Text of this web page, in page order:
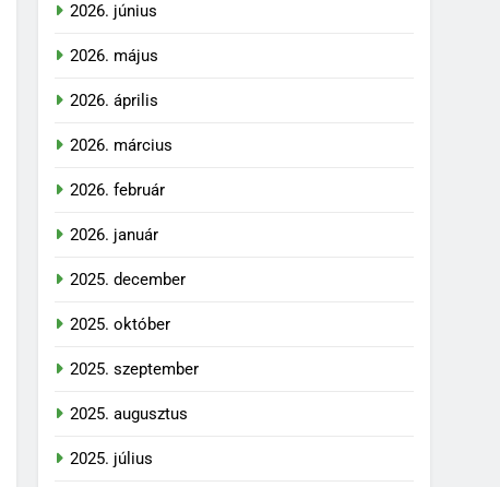
2026. június
2026. május
2026. április
2026. március
2026. február
2026. január
2025. december
2025. október
2025. szeptember
2025. augusztus
2025. július